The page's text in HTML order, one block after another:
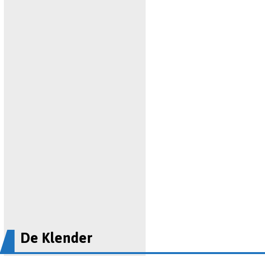
De Klender